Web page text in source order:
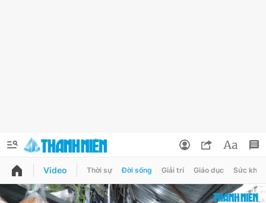
QUẢNG CÁO
Video Thời sự Đời sống Giải trí Giáo dục Sức khỏe